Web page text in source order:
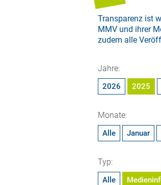
Transparenz ist
MMV und ihrer
zudem alle
Jahre:
2026 2025
Monate:
Alle Januar
Typ:
Alle